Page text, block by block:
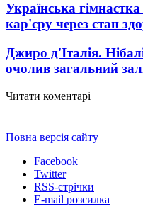
Українська
кар'єру через стан
Джиро д'Італія.
очолив загальний
Читати коментарі
Повна версія сайту
Facebook
Twitter
RSS-стрічки
E-mail розсилка